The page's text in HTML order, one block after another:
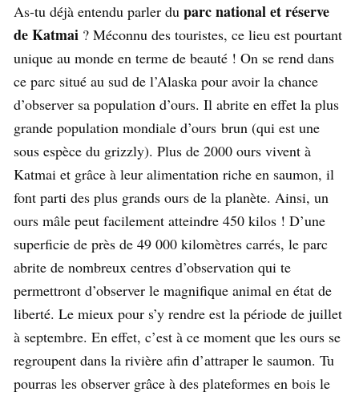
As-tu déjà entendu parler du parc national et réserve
de Katmai ? Méconnu des touristes, ce lieu est pourtant
unique au monde en terme de beauté ! On se rend dans
ce parc situé au sud de l’Alaska pour avoir la chance
d’observer sa population d’ours. Il abrite en effet la plus
grande population mondiale d’ours brun (qui est une
sous espèce du grizzly). Plus de 2000 ours vivent à
Katmai et grâce à leur alimentation riche en saumon, il
font parti des plus grands ours de la planète. Ainsi, un
ours mâle peut facilement atteindre 450 kilos ! D’une
superficie de près de 49 000 kilomètres carrés, le parc
abrite de nombreux centres d’observation qui te
permettront d’observer le magnifique animal en état de
liberté. Le mieux pour s’y rendre est la période de juillet
à septembre. En effet, c’est à ce moment que les ours se
regroupent dans la rivière afin d’attraper le saumon. Tu
pourras les observer grâce à des plateformes en bois le